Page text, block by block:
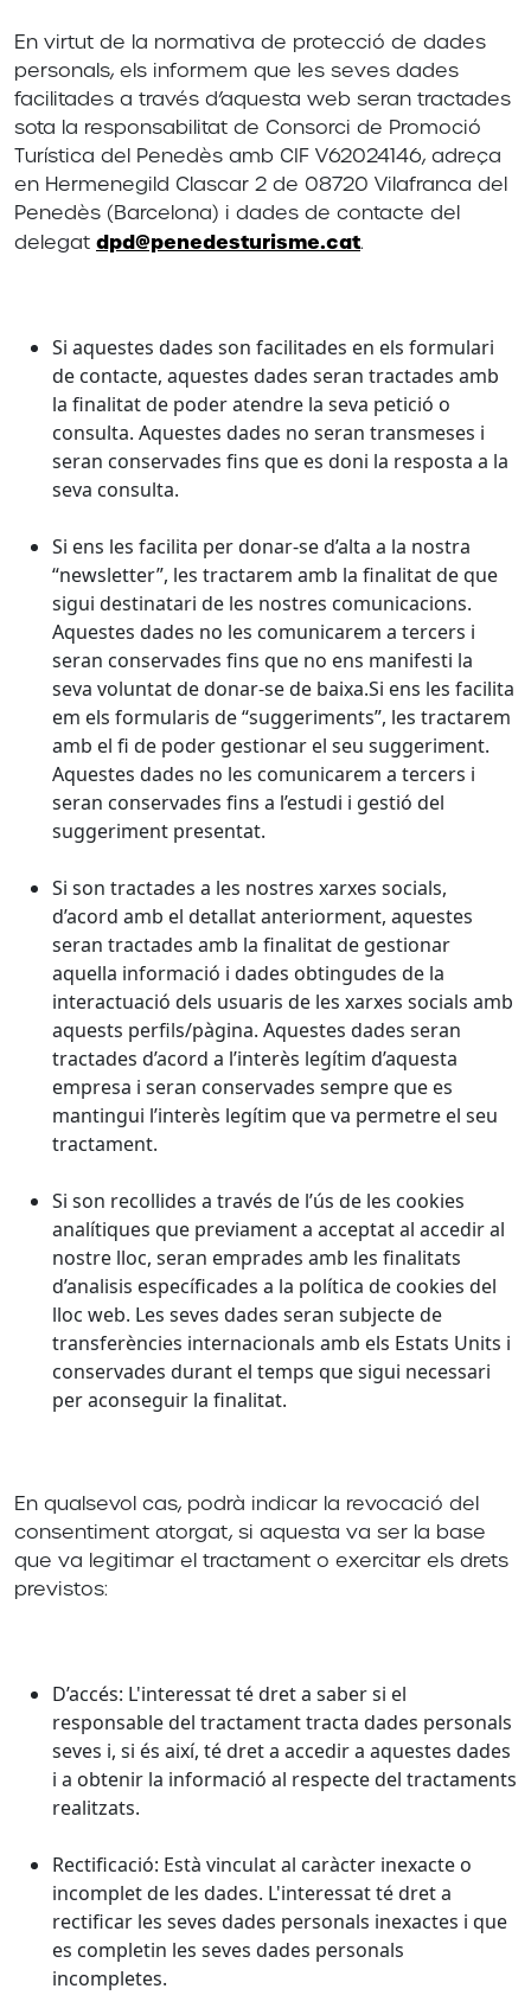
En virtut de la normativa de protecció de dades
personals, els informem que les seves dades
facilitades a través d’aquesta web seran tractades
sota la responsabilitat de Consorci de Promoció
Turística del Penedès amb CIF V62024146, adreça
en Hermenegild Clascar 2 de 08720 Vilafranca del
Penedès (Barcelona) i dades de contacte del
delegat dpd@penedesturisme.cat.
Si aquestes dades son facilitades en els formulari
de contacte, aquestes dades seran tractades amb
la finalitat de poder atendre la seva petició o
consulta. Aquestes dades no seran transmeses i
seran conservades fins que es doni la resposta a la
seva consulta.
Si ens les facilita per donar-se d’alta a la nostra
“newsletter”, les tractarem amb la finalitat de que
sigui destinatari de les nostres comunicacions.
Aquestes dades no les comunicarem a tercers i
seran conservades fins que no ens manifesti la
seva voluntat de donar-se de baixa.Si ens les facilita
em els formularis de “suggeriments”, les tractarem
amb el fi de poder gestionar el seu suggeriment.
Aquestes dades no les comunicarem a tercers i
seran conservades fins a l’estudi i gestió del
suggeriment presentat.
Si son tractades a les nostres xarxes socials,
d’acord amb el detallat anteriorment, aquestes
seran tractades amb la finalitat de gestionar
aquella informació i dades obtingudes de la
interactuació dels usuaris de les xarxes socials amb
aquests perfils/pàgina. Aquestes dades seran
tractades d’acord a l’interès legítim d’aquesta
empresa i seran conservades sempre que es
mantingui l’interès legítim que va permetre el seu
tractament.
Si son recollides a través de l’ús de les cookies
analítiques que previament a acceptat al accedir al
nostre lloc, seran emprades amb les finalitats
d’analisis específicades a la política de cookies del
lloc web. Les seves dades seran subjecte de
transferències internacionals amb els Estats Units i
conservades durant el temps que sigui necessari
per aconseguir la finalitat.
En qualsevol cas, podrà indicar la revocació del
consentiment atorgat, si aquesta va ser la base
que va legitimar el tractament o exercitar els drets
previstos:
D’accés: L'interessat té dret a saber si el
responsable del tractament tracta dades personals
seves i, si és així, té dret a accedir a aquestes dades
i a obtenir la informació al respecte del tractaments
realitzats.
Rectificació: Està vinculat al caràcter inexacte o
incomplet de les dades. L'interessat té dret a
rectificar les seves dades personals inexactes i que
es completin les seves dades personals
incompletes.